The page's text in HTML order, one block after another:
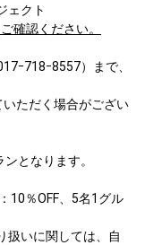
ェクト
認ください。
ｰ718ｰ8557）まで、
ただく場合がござい
となります。
10％OFF、5名1グル
扱いに関しては、自